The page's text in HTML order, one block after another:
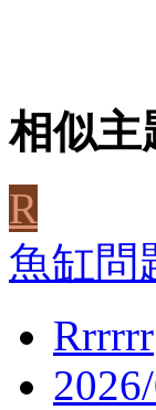
相似主
R
魚缸問
Rrrrrr